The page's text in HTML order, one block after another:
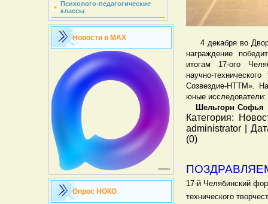
Психолого-педагогические
классы
Новости в MAX
Опрос НОКО
4 декабря во
награждение
итогам 17-ого
научно-
Созвездие-НТТМ».
юные исследователи:
Шельгорн Софья
Категория:
administrator |
(0)
17-й Челябинский
технического